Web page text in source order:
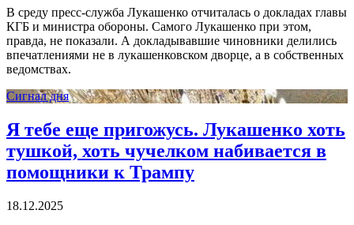
В среду пресс-служба Лукашенко отчиталась о докладах главы
КГБ и министра обороны. Самого Лукашенко при этом,
правда, не показали. А докладывавшие чиновники делились
впечатлениями не в лукашенковском дворце, а в собственных
ведомствах.
Сигнал дня
Я тебе еще пригожусь. Лукашенко хоть
тушкой, хоть чучелком набивается в
помощники к Трампу
18.12.2025